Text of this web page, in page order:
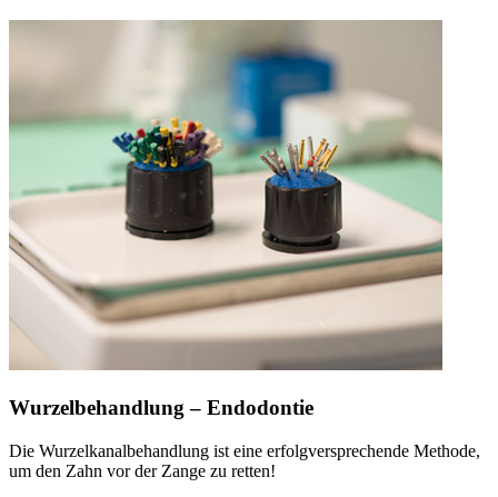
Wurzelbehandlung – Endodontie
Die Wurzelkanalbehandlung ist eine erfolgversprechende Methode,
um den Zahn vor der Zange zu retten!